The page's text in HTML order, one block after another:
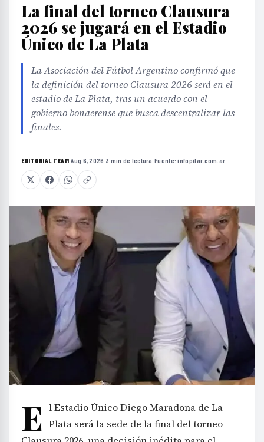
La final del torneo Clausura
2026 se jugará en el Estadio
Único de La Plata
La Asociación del Fútbol Argentino confirmó que
la definición del torneo Clausura 2026 será en el
estadio de La Plata, tras un acuerdo con el
gobierno bonaerense que busca descentralizar las
finales.
EDITORIAL TEAM·Aug 6, 2026 ·3 min de lectura ·Fuente:infopilar.com.ar
E l Estadio Único Diego Maradona de La
Plata será la sede de la final del torneo